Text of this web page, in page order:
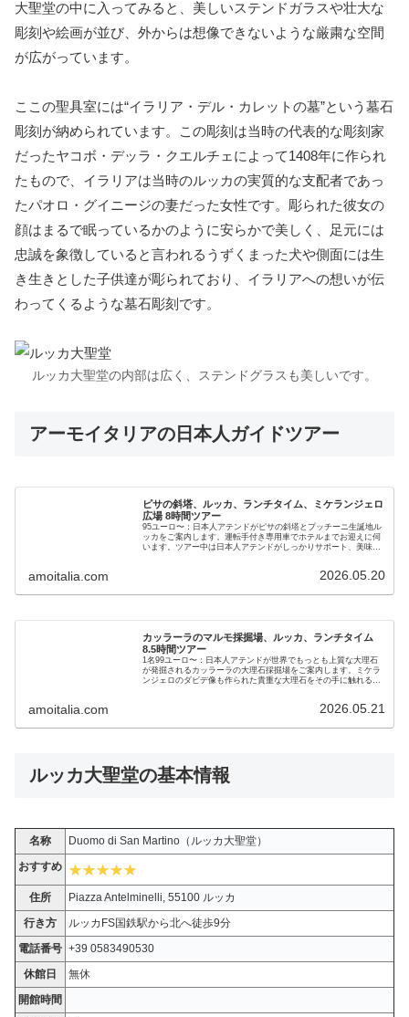
大聖堂の中に入ってみると、美しいステンドガラスや壮大な
彫刻や絵画が並び、外からは想像できないような厳粛な空間
が広がっています。
ここの聖具室には“イラリア・デル・カレットの墓”という墓石
彫刻が納められています。この彫刻は当時の代表的な彫刻家
だったヤコボ・デッラ・クエルチェによって1408年に作られ
たもので、イラリアは当時のルッカの実質的な支配者であっ
たパオロ・グイニージの妻だった女性です。彫られた彼女の
顔はまるで眠っているかのように安らかで美しく、足元には
忠誠を象徴していると言われるうずくまった犬や側面には生
き生きとした子供達が彫られており、イラリアへの想いが伝
わってくるような墓石彫刻です。
ルッカ大聖堂の内部は広く、ステンドグラスも美しいです。
アーモイタリアの日本人ガイドツアー
ピサの斜塔、ルッカ、ランチタイム、ミケランジェロ
広場 8時間ツアー
95ユーロ〜：日本人アテンドがピサの斜塔とプッチーニ生誕地ル
ッカをご案内します。運転手付き専用車でホテルまでお迎えに伺
います。ツアー中は日本人アテンドがしっかりサポート、美味し
amoitalia.com 2026.05.20
カッラーラのマルモ採掘場、ルッカ、ランチタイム
8.5時間ツアー
1名99ユーロ〜：日本人アテンドが世界でもっとも上質な大理石
が発掘されるカッラーラの大理石採掘場をご案内します。ミケラ
ンジェロのダビデ像も作られた貴重な大理石をその手に触れるこ
本人アテンドがしっかりフォローしますので、存分にイタリアの
amoitalia.com 2026.05.21
ルッカ大聖堂の基本情報
名称
Duomo di San Martino（ルッカ大聖堂）
おすすめ
住所
Piazza Antelminelli, 55100 ルッカ
行き方
ルッカFS国鉄駅から北へ徒歩9分
電話番号 +39 0583490530
休館日
無休
開館時間